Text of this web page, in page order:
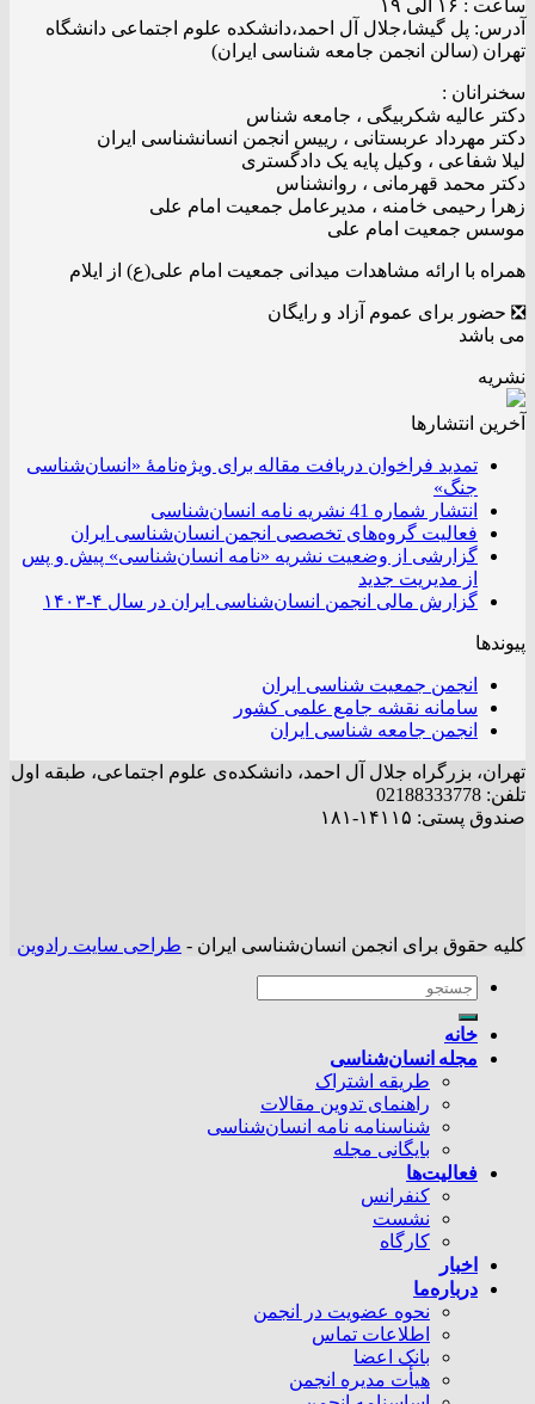
ساعت : ۱۶ الی ۱۹
آدرس: پل گیشا،جلال آل احمد،دانشکده علوم اجتماعی دانشگاه
تهران (سالن انجمن جامعه شناسی ایران)
سخنرانان :
دکتر عالیه شکربیگی ، جامعه شناس
دکتر مهرداد عربستانی ، رییس انجمن انسانشناسی ایران
لیلا شفاعی ، وکیل پایه یک دادگستری
دکتر محمد قهرمانی ، روانشناس
زهرا رحیمی خامنه ، مدیرعامل جمعیت امام علی
موسس جمعیت امام علی
همراه با ارائه مشاهدات میدانی جمعیت امام علی(ع) از ایلام
❎ حضور برای عموم آزاد و رایگان
می باشد
نشریه
آخرین انتشار‌ها
تمدید فراخوان دریافت مقاله برای ویژه‌نامۀ «انسان‌شناسی
جنگ»
انتشار شماره 41 نشریه نامه انسان‌شناسی
فعالیت گروه‌های تخصصی انجمن انسان‌شناسی ایران
گزارشی از وضعیت نشریه «نامه انسان‌شناسی» پیش و پس
از مدیریت جدید
گزارش مالی انجمن انسان‌شناسی ایران در سال ۴-۱۴۰۳
پیوندها
انجمن جمعیت شناسی ایران
سامانه نقشه جامع علمی کشور
انجمن جامعه شناسی ایران
تهران، بزرگراه جلال آل احمد، دانشکده‌ی علوم اجتماعی، طبقه اول
تلفن: 02188333778
صندوق پستی: ۱۴۱۱۵-۱۸۱
کلیه حقوق برای انجمن انسان‌شناسی ایران - طراحی سایت رادوین
خانه
مجله انسان‌شناسی
طریقه اشتراک
راهنمای تدوین مقالات
شناسنامه نامه انسان‌شناسی
بایگانی مجله
فعالیت‌ها
کنفرانس
نشست
کارگاه
اخبار
درباره‌ما
نحوه عضویت در انجمن
اطلاعات تماس
بانک اعضا
هیأت مدیره انجمن